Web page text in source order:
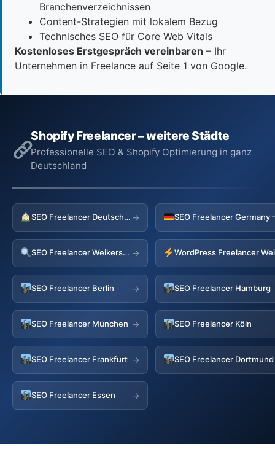
Branchenverzeichnissen
Content-Strategien mit lokalem Bezug
Technisches SEO für Core Web Vitals
Kostenloses Erstgespräch vereinbaren – Ihr
Unternehmen in Freelance auf Seite 1 von Google.
Shopify Freelancer – weitere Städte
Professionelle SEO & Shopify Optimierung in ganz
Deutschland
SEO Freelancer Deutschland →
SEO Freelancer Weikersheim →
SEO Freelancer Berlin → SEO Freelancer Hamburg
SEO Freelancer München → SEO Freelancer Köln
SEO Freelancer Frankfurt → SEO Freelancer Dortmund
SEO Freelancer Essen →